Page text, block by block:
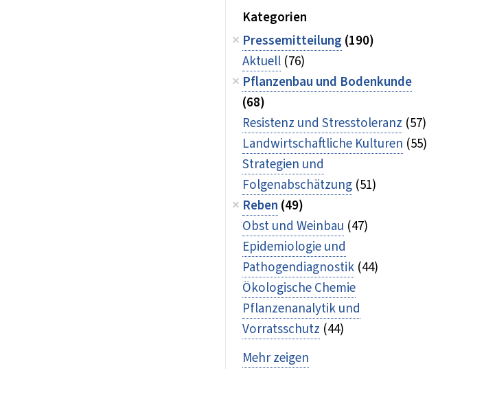
Kategorien
Pressemitteilung (190)
Aktuell (76)
Pflanzenbau und Bodenkunde
(68)
Resistenz und Stresstoleranz (57)
Landwirtschaftliche Kulturen (55)
Strategien und
Folgenabschätzung (51)
Reben (49)
Obst und Weinbau (47)
Epidemiologie und
Pathogendiagnostik (44)
Ökologische Chemie
Pflanzenanalytik und
Vorratsschutz (44)
Mehr zeigen